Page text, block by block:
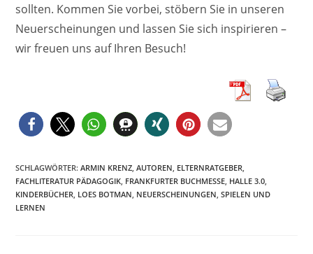
sollten. Kommen Sie vorbei, stöbern Sie in unseren
Neuerscheinungen und lassen Sie sich inspirieren –
wir freuen uns auf Ihren Besuch!
SCHLAGWÖRTER:ARMIN KRENZ AUTOREN ELTERNRATGEBER
FACHLITERATUR PÄDAGOGIK FRANKFURTER BUCHMESSE HALLE 3.0
KINDERBÜCHER LOES BOTMAN NEUERSCHEINUNGEN SPIELEN UND
LERNEN